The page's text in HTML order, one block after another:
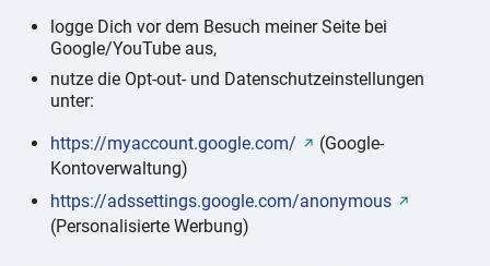
logge Dich vor dem Besuch meiner Seite bei
Google/YouTube aus,
nutze die Opt-out- und Datenschutzeinstellungen
unter:
https://myaccount.google.com/
(Google-
Kontoverwaltung)
https://adssettings.google.com/anonymous
(Personalisierte Werbung)